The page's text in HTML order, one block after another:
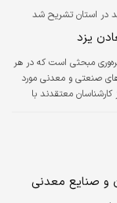
در استان تشریح شد
یزد
مبحثی است که در هر
صنعتی و معدنی مورد
معتقدند با
و صنایع معدنی